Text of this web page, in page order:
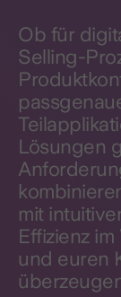
Ob für
Selling-
Lösungen
mit
Effizienz
und euren